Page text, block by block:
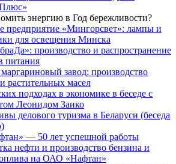
энергию в Год бережливости?
предприятие «Мингорсвет»: лампы и
для освещения Минска
производство и распространение
питания
завод: производство
растительных масел
подходах в экономике в беседе с
Леонидом Заико
делового туризма в Беларуси (беседа
— 50 лет успешной работы
нефти и производство бензина и
на ОАО «Нафтан»